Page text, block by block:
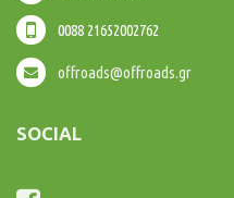
0088 21652002762
offroads@offroads.gr
SOCIAL